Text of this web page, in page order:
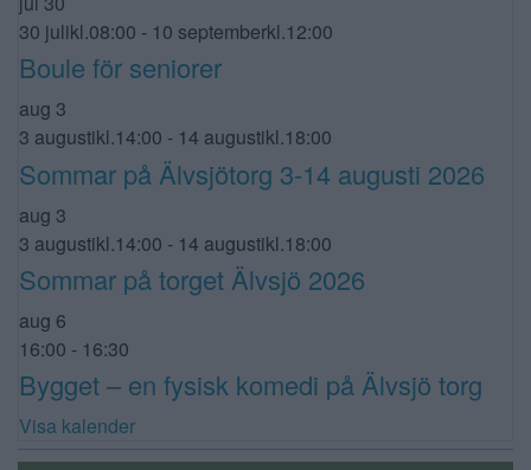
30 julikl.08:00 - 10 septemberkl.12:00
Boule för seniorer
aug 3
3 augustikl.14:00 - 14 augustikl.18:00
Sommar på Älvsjötorg 3-14 augusti 2026
aug 3
3 augustikl.14:00 - 14 augustikl.18:00
Sommar på torget Älvsjö 2026
aug 6
16:00 - 16:30
Bygget – en fysisk komedi på Älvsjö torg
Visa kalender